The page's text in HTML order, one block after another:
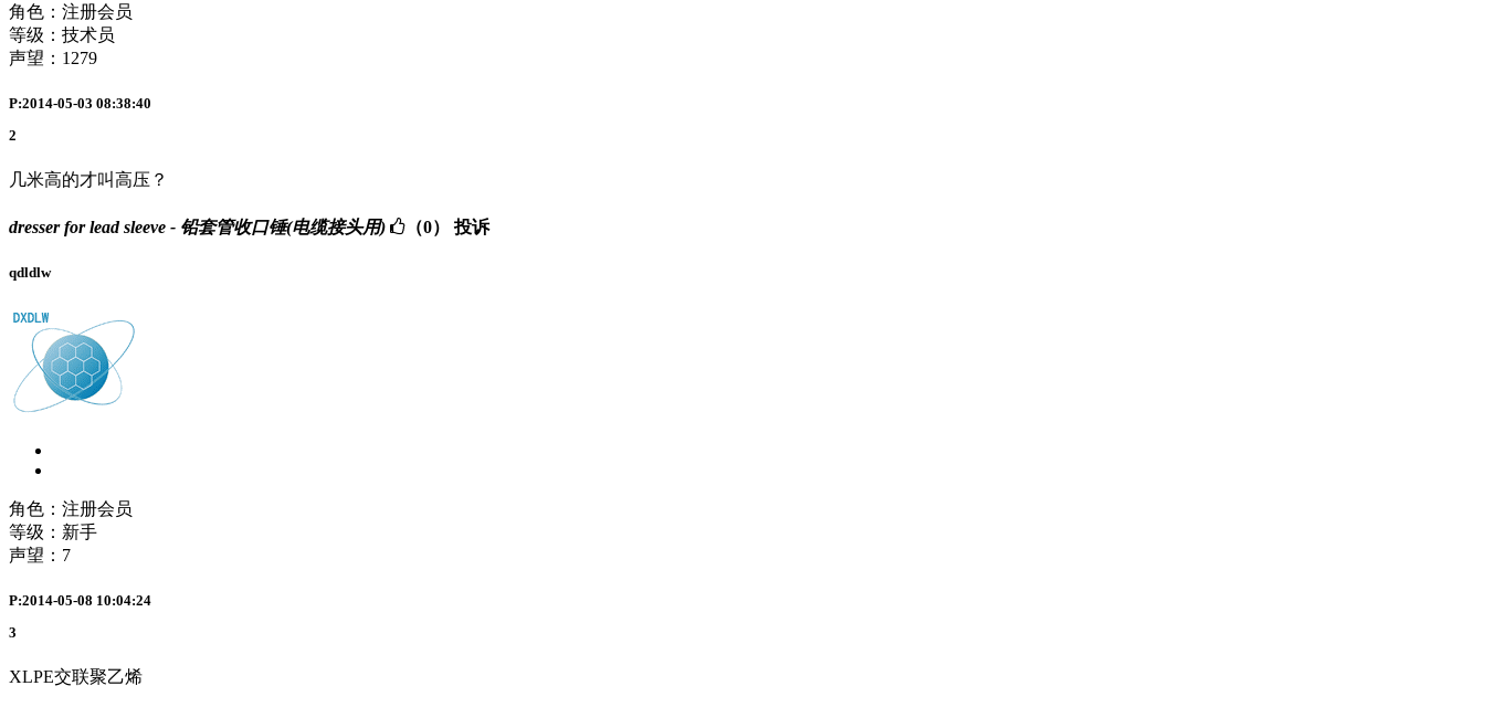
角色：注册会员
等级：技术员
声望： 1279
P:2014-05-03 08:38:40
2
几米高的才叫高压？
dresser for lead sleeve - 铅套管收口锤(电缆接头用) （0） 投诉
qdldlw
角色：注册会员
等级：新手
声望： 7
P:2014-05-08 10:04:24
3
XLPE交联聚乙烯